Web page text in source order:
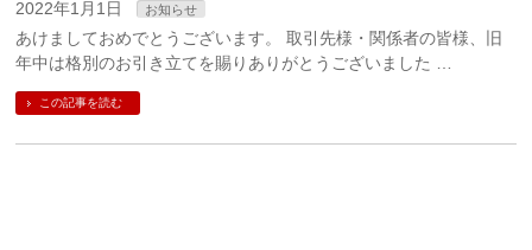
2022年1月1日 お知らせ
あけましておめでとうございます。 取引先様・関係者の皆様、旧
年中は格別のお引き立てを賜りありがとうございました …
この記事を読む